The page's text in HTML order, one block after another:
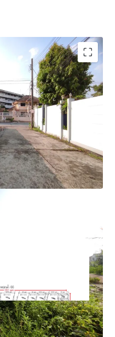
sq.m.
adjacent to Lat Plakhao
Soi Lat Plakhao 66
station.
commercial project